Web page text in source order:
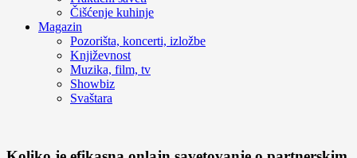
Čišćenje kuhinje
Magazin
Pozorišta, koncerti, izložbe
Književnost
Muzika, film, tv
Showbiz
Svaštara